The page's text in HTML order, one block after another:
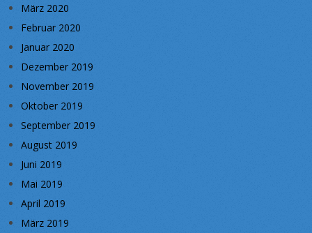
März 2020
Februar 2020
Januar 2020
Dezember 2019
November 2019
Oktober 2019
September 2019
August 2019
Juni 2019
Mai 2019
April 2019
März 2019